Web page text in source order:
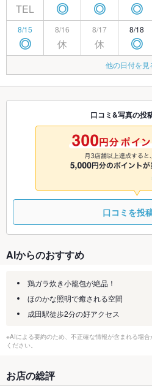
TEL ◎ ◎ ◎
8/15
◎
8/16
休
8/17
休
8/18
◎
□ ◎
8/24
◎
8/25
◎
8/29 8/30 8/31
◎
9/1
◎
9/7
◎ ◎
他の日付を見
口コミ&写真の投
口コミを投
AIからのおすすめ
鶏ガラ炊き小籠包が絶品！
ほのかな照明で癒される空間
成田駅徒歩2分の好アクセス
※AIによる要約のため、不正確な情報が含まれる場
ください。
お店の総評